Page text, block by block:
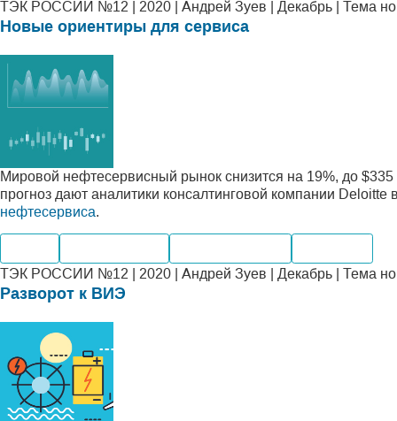
ТЭК РОССИИ №12 | 2020 | Андрей Зуев | Декабрь | Тема
Новые ориентиры для сервиса
Мировой нефтесервисный рынок снизится на 19%, до
прогноз дают аналитики консалтинговой компании
нефтесервиса.
ТЭК РОССИИ №12 | 2020 | Андрей Зуев | Декабрь | Тема
Разворот к ВИЭ